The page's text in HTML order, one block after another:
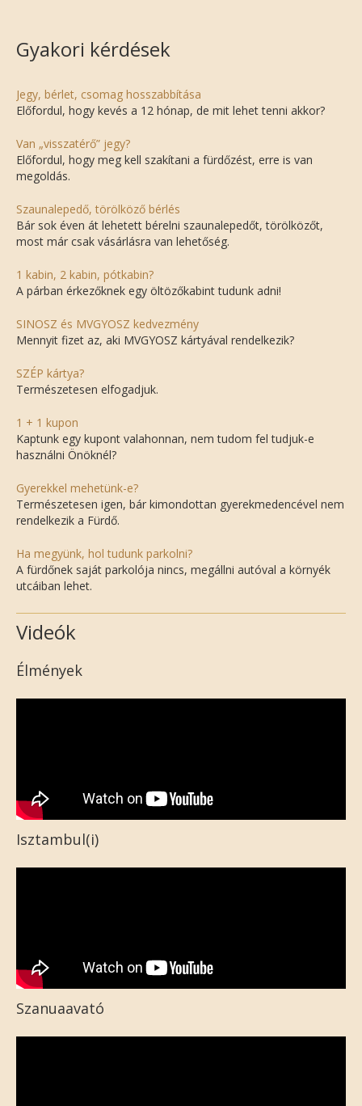
Gyakori kérdések
Jegy, bérlet, csomag hosszabbítása
Előfordul, hogy kevés a 12 hónap, de mit lehet tenni akkor?
Van „visszatérő” jegy?
Előfordul, hogy meg kell szakítani a fürdőzést, erre is van
megoldás.
Szaunalepedő, törölköző bérlés
Bár sok éven át lehetett bérelni szaunalepedőt, törölközőt,
most már csak vásárlásra van lehetőség.
1 kabin, 2 kabin, pótkabin?
A párban érkezőknek egy öltözőkabint tudunk adni!
SINOSZ és MVGYOSZ kedvezmény
Mennyit fizet az, aki MVGYOSZ kártyával rendelkezik?
SZÉP kártya?
Természetesen elfogadjuk.
1 + 1 kupon
Kaptunk egy kupont valahonnan, nem tudom fel tudjuk-e
használni Önöknél?
Gyerekkel mehetünk-e?
Természetesen igen, bár kimondottan gyerekmedencével nem
rendelkezik a Fürdő.
Ha megyünk, hol tudunk parkolni?
A fürdőnek saját parkolója nincs, megállni autóval a környék
utcáiban lehet.
Videók
Élmények
Isztambul(i)
Szanuaavató